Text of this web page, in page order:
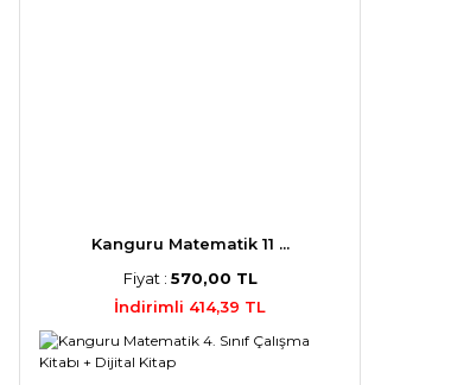
Kanguru Matematik 11 ...
Fiyat : 570,00 TL
İndirimli 414,39 TL